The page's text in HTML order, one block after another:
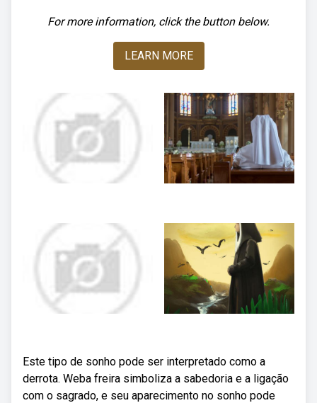
For more information, click the button below.
LEARN MORE
Este tipo de sonho pode ser interpretado como a
derrota. Weba freira simboliza a sabedoria e a ligação
com o sagrado, e seu aparecimento no sonho pode